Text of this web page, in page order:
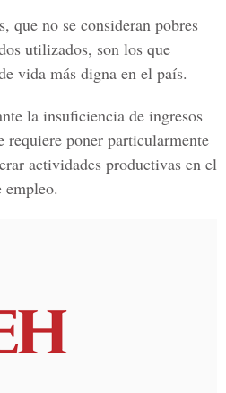
que no se consideran pobres
utilizados, son los que
vida más digna en el país.
la insuficiencia de ingresos
requiere poner particularmente
actividades productivas en el
empleo.